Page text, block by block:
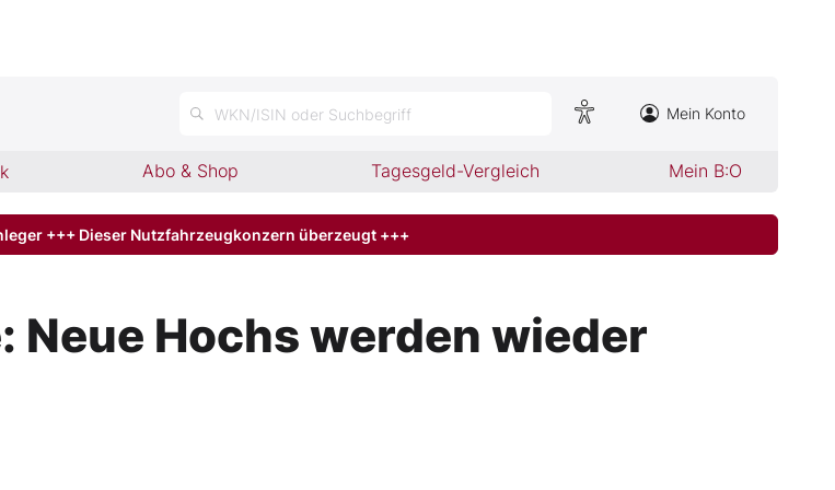
WKN/ISIN oder Suchbegriff Mein Konto
Abo & Shop Tagesgeld-Vergleich Mein B:O
+++ Dieser Nutzfahrzeugkonzern überzeugt +++
Hochs werden wieder